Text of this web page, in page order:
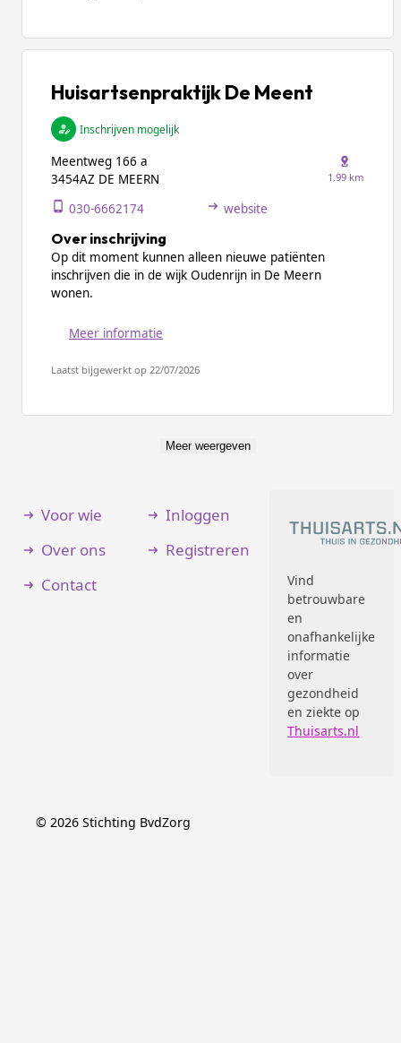
Huisartsenpraktijk De Meent
Inschrijven mogelijk
Meentweg 166 a
3454AZ DE MEERN
1.99 km
030-6662174 website
Over inschrijving
Op dit moment kunnen alleen nieuwe patiënten
inschrijven die in de wijk Oudenrijn in De Meern
wonen.
Meer informatie
Laatst bijgewerkt op 22/07/2026
Meer weergeven
Voor wie
Over ons
Contact
Inloggen
Registreren
Vind
betrouwbare
en
onafhankelijke
informatie
over
gezondheid
en ziekte op
Thuisarts.nl
© 2026 Stichting BvdZorg